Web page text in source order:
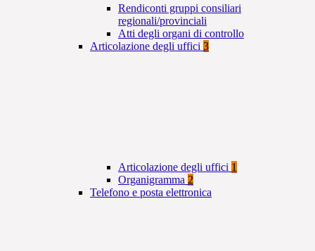
Rendiconti gruppi consiliari
regionali/provinciali
Atti degli organi di controllo
Articolazione degli uffici 3
Articolazione degli uffici 1
Organigramma 2
Telefono e posta elettronica